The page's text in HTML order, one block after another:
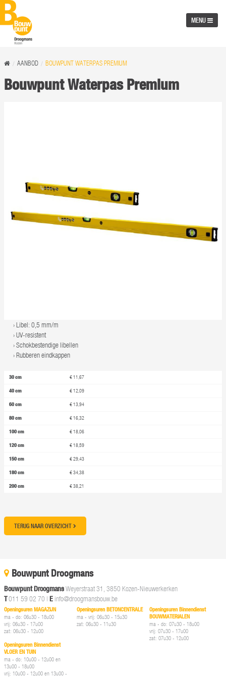
MENU
AANBOD BOUWPUNT WATERPAS PREMIUM
Bouwpunt Waterpas Premium
Libel: 0,5 mm/m
UV-resistent
Schokbestendige libellen
Rubberen eindkappen
30 cm € 11,67
40 cm € 12,09
60 cm € 13,94
80 cm € 16,32
100 cm € 18,06
120 cm € 18,59
150 cm € 29,43
180 cm € 34,38
200 cm € 38,21
TERUG NAAR OVERZICHT
Bouwpunt Droogmans
Bouwpunt DroogmansWeyerstraat 31, 3850 Kozen-Nieuwerkerken
T011 59 02 70 | E info@droogmansbouw.be
Openingsuren MAGAZIJN
ma - do: 06u30 - 18u00
vrij: 06u30 - 17u00
zat: 06u30 - 12u00
Openingsuren BETONCENTRALE
ma - vrij: 06u30 - 15u30
zat: 06u30 - 11u30
Openingsuren Binnendienst
BOUWMATERIALEN
ma - do: 07u30 - 18u00
vrij: 07u30 - 17u00
zat: 07u30 - 12u00
Openingsuren Binnendienst
VLOER EN TUIN
ma - do: 10u00 - 12u00 en
13u00 - 18u00
vrij: 10u00 - 12u00 en 13u00 -